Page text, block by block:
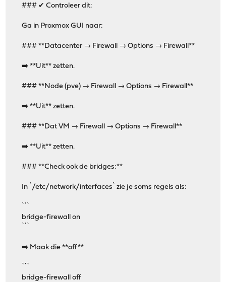
### ✔ Controleer dit:
Ga in Proxmox GUI naar:
### **Datacenter → Firewall → Options → Firewall**
➡️ **Uit** zetten.
### **Node (pve) → Firewall → Options → Firewall**
➡️ **Uit** zetten.
### **Dat VM → Firewall → Options → Firewall**
➡️ **Uit** zetten.
### **Check ook de bridges:**
In `/etc/network/interfaces` zie je soms regels als:
bridge-firewall on
➡️ Maak die **off**
bridge-firewall off